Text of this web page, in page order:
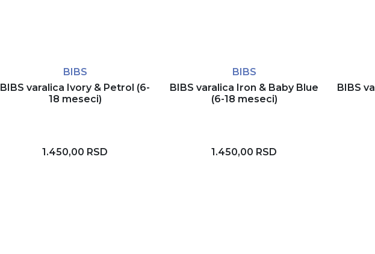
BIBS
BIBS varalica Ivory & Petrol (6-
18 meseci)
1.450,00 RSD
BIBS
BIBS varalica Iron & Baby Blue
(6-18 meseci)
1.450,00 RSD
BIBS